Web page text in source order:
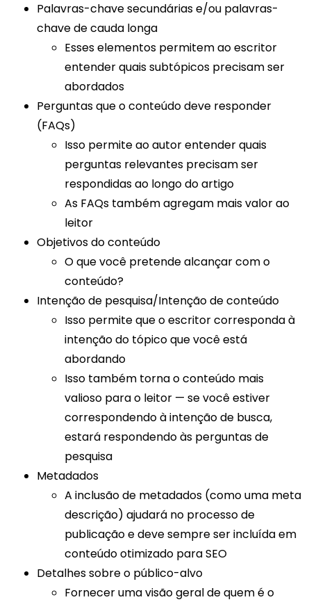
Palavras-chave secundárias e/ou palavras-
chave de cauda longa
Esses elementos permitem ao escritor
entender quais subtópicos precisam ser
abordados
Perguntas que o conteúdo deve responder
(FAQs)
Isso permite ao autor entender quais
perguntas relevantes precisam ser
respondidas ao longo do artigo
As FAQs também agregam mais valor ao
leitor
Objetivos do conteúdo
O que você pretende alcançar com o
conteúdo?
Intenção de pesquisa/Intenção de conteúdo
Isso permite que o escritor corresponda à
intenção do tópico que você está
abordando
Isso também torna o conteúdo mais
valioso para o leitor — se você estiver
correspondendo à intenção de busca,
estará respondendo às perguntas de
pesquisa
Metadados
A inclusão de metadados (como uma meta
descrição) ajudará no processo de
publicação e deve sempre ser incluída em
conteúdo otimizado para SEO
Detalhes sobre o público-alvo
Fornecer uma visão geral de quem é o